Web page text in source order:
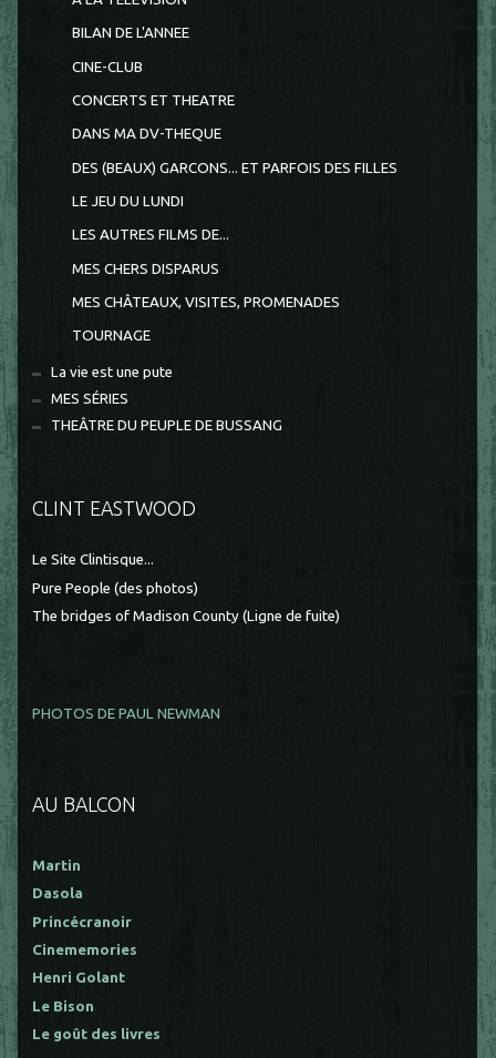
BILAN DE L'ANNEE
CINE-CLUB
CONCERTS ET THEATRE
DANS MA DV-THEQUE
DES (BEAUX) GARCONS... ET PARFOIS DES FILLES
LE JEU DU LUNDI
LES AUTRES FILMS DE...
MES CHERS DISPARUS
MES CHÂTEAUX, VISITES, PROMENADES
TOURNAGE
La vie est une pute
MES SÉRIES
THEÂTRE DU PEUPLE DE BUSSANG
CLINT EASTWOOD
Le Site Clintisque...
Pure People (des photos)
The bridges of Madison County (Ligne de fuite)
PHOTOS DE PAUL NEWMAN
AU BALCON
Martin
Dasola
Princécranoir
Cinememories
Henri Golant
Le Bison
Le goût des livres